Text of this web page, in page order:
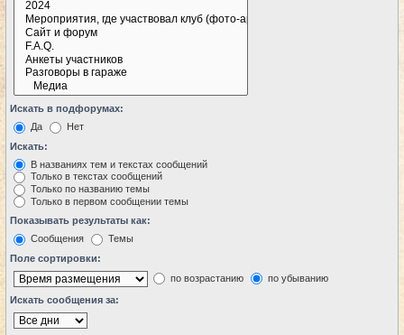
Искать в подфорумах:
Да
Нет
Искать:
В названиях тем и текстах сообщений
Только в текстах сообщений
Только по названию темы
Только в первом сообщении темы
Показывать результаты как:
Сообщения
Темы
Поле сортировки:
по возрастанию
по убыванию
Искать сообщения за: